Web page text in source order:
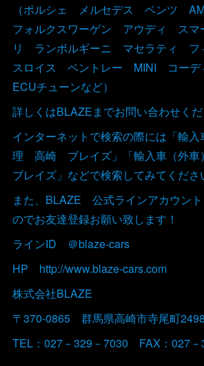
（ポルシェ メルセデス ベンツ
フォルクスワーゲン アウディ ス
リ ランボルギーニ マセラティ フ
スロイス ベントレー MINI コー
ECUチューンなど）
詳しくはBLAZEまでお問い合わせくだ
インターネットで検索の際には「輸
理 高崎 ブレイズ」「輸入車（外
ブレイズ」などで検索してみてくださ
また、BLAZE 公式ラインアカウン
のでお友達登録お願い致します！
ラインID ＠blaze-cars
HP http://www.blaze-cars.com
株式会社BLAZE
〒370-0865 群馬県高崎市寺尾町
TEL：027－329－7030 FAX：027－